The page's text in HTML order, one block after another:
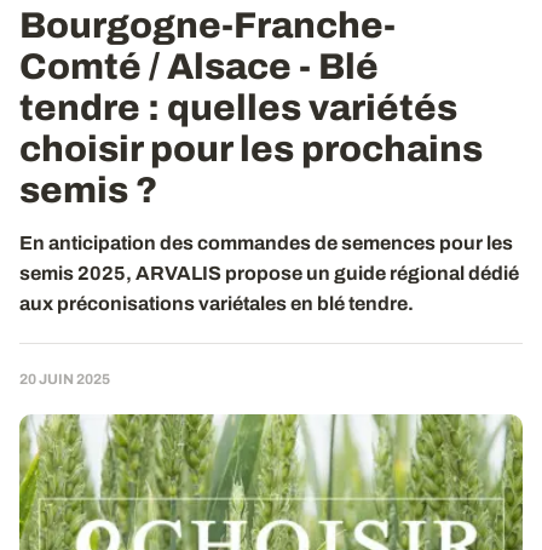
Bourgogne-Franche-
Comté / Alsace - Blé
tendre : quelles variétés
choisir pour les prochains
semis ?
En anticipation des commandes de semences pour les
semis 2025, ARVALIS propose un guide régional dédié
aux préconisations variétales en blé tendre.
20 JUIN 2025